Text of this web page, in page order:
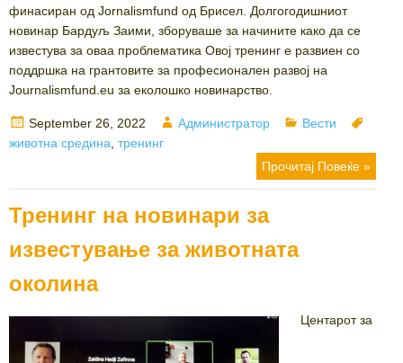
финасиран од Jornalismfund од Брисел. Долгогодишниот
новинар Бардуљ Заими, зборуваше за начините како да се
известува за оваа проблематика Овој тренинг е развиен со
поддршка на грантовите за професионален развој на
Journalismfund.eu за еколошко новинарство.
Posted
on
September 26, 2022 Author
Администратор Categories
Вести
животна средина тренинг
Прочитај Повеќе »
Тренинг на новинари за
известување за животната
околина
Центарот за